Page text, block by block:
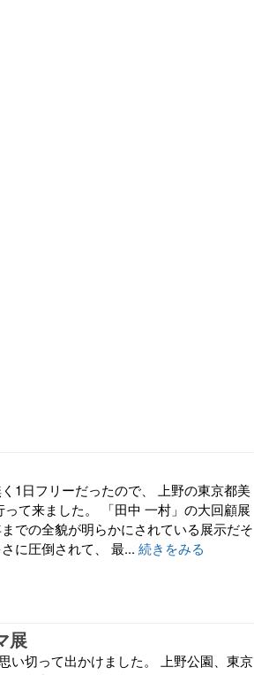
1日フリーだったので、 上野の東京都美
て来ました。 「田中 一村」の大回顧展
での全貌が明らかにされている展示だそ
に圧倒されて、 最... 続きをみる
展
い切って出かけました。 上野公園、東京